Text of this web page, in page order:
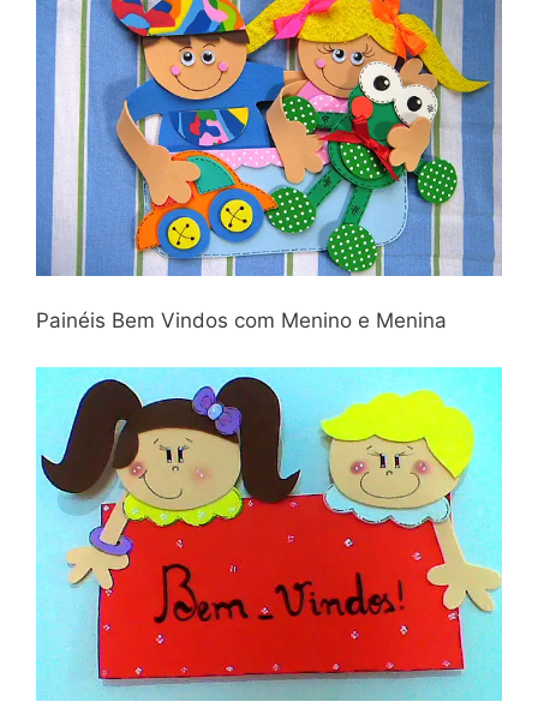
Painéis Bem Vindos com Menino e Menina